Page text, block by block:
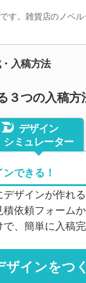
す。雑貨店のノベル
入稿方法
３つの入稿方
デザイン
シミュレーター
できる！
ザインが作れ
依頼フォーム
、簡単に入稿完
ザインをつ